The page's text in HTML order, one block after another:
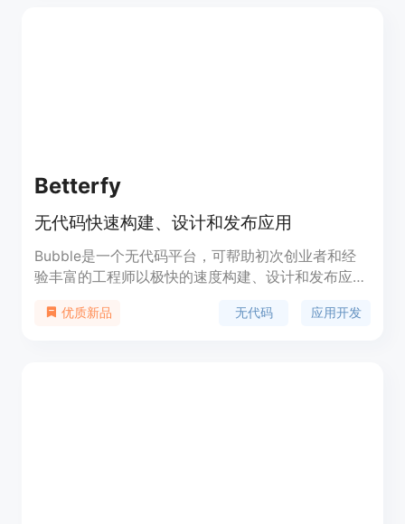
Betterfy
无代码快速构建、设计和发布应用
Bubble是一个无代码平台，可帮助初次创业者和经
验丰富的工程师以极快的速度构建、设计和发布应
创建强大的应用。Bubble还具有响应式设计、版本
优质新品 无代码 应用开发